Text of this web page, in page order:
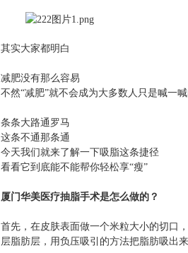
其实大家都明白
减肥没有那么容易
不然“减肥”就不会成为大多数人只是喊一
条条大路通罗马
这条不通那条通
今天我们就来了解一下吸脂这条捷径
看看它到底能不能帮你轻松享“瘦”
厦门华美医疗抽脂手术是怎么做的？
首先，在皮肤表面做一个米粒大小的切口，
层脂肪层，用负压吸引的方法把脂肪吸出